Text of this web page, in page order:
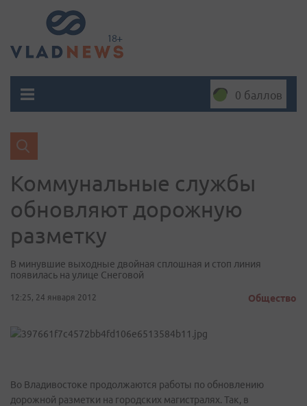
0 баллов
Коммунальные службы
обновляют дорожную
разметку
В минувшие выходные двойная сплошная и стоп линия
появилась на улице Снеговой
12:25, 24 января 2012 Общество
Во Владивостоке продолжаются работы по обновлению
дорожной разметки на городских магистралях. Так, в